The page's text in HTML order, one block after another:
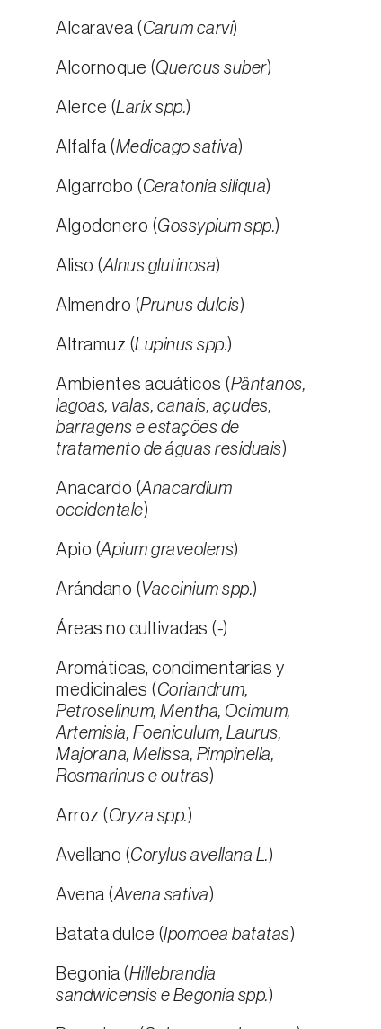
Alcaravea (Carum carvi)
Alcornoque (Quercus suber)
Alerce (Larix spp.)
Alfalfa (Medicago sativa)
Algarrobo (Ceratonia siliqua)
Algodonero (Gossypium spp.)
Aliso (Alnus glutinosa)
Almendro (Prunus dulcis)
Altramuz (Lupinus spp.)
Ambientes acuáticos (Pântanos,
lagoas, valas, canais, açudes,
barragens e estações de
tratamento de águas residuais)
Anacardo (Anacardium
occidentale)
Apio (Apium graveolens)
Arándano (Vaccinium spp.)
Áreas no cultivadas (-)
Aromáticas, condimentarias y
medicinales (Coriandrum,
Petroselinum, Mentha, Ocimum,
Artemisia, Foeniculum, Laurus,
Majorana, Melissa, Pimpinella,
Rosmarinus e outras)
Arroz (Oryza spp.)
Avellano (Corylus avellana L.)
Avena (Avena sativa)
Batata dulce (Ipomoea batatas)
Begonia (Hillebrandia
sandwicensis e Begonia spp.)